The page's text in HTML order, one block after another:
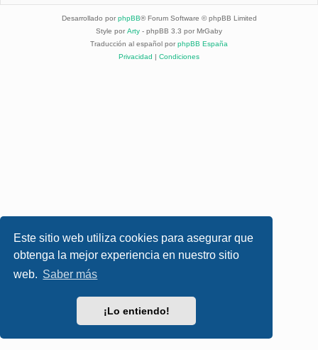
Este sitio web utiliza cookies para asegurar que
obtenga la mejor experiencia en nuestro sitio
web. Saber más
¡Lo entiendo!
Desarrollado por phpBB® Forum Software © phpBB Limited
Style por Arty - phpBB 3.3 por MrGaby
Traducción al español por phpBB España
Privacidad | Condiciones